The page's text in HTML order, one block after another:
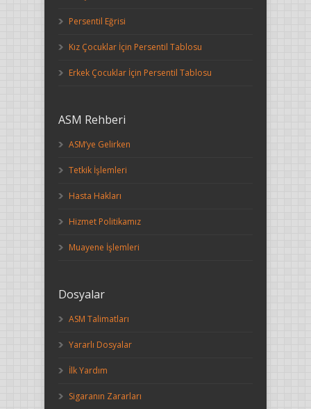
Persentil Eğrisi
Kız Çocuklar İçin Persentil Tablosu
Erkek Çocuklar İçin Persentil Tablosu
ASM Rehberi
ASM’ye Gelirken
Tetkik İşlemleri
Hasta Hakları
Hizmet Politikamız
Muayene İşlemleri
Dosyalar
ASM Talimatları
Yararlı Dosyalar
İlk Yardım
Sigaranın Zararları